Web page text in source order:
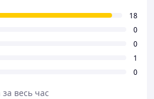
18
0
0
1
0
весь час